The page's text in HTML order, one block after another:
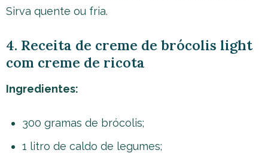
Sirva quente ou fria.
4. Receita de creme de brócolis light
com creme de ricota
Ingredientes:
300 gramas de brócolis;
1 litro de caldo de legumes;